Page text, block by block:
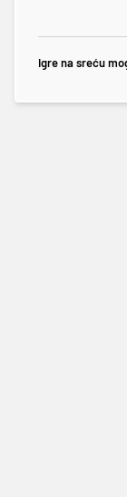
Igre na sreću